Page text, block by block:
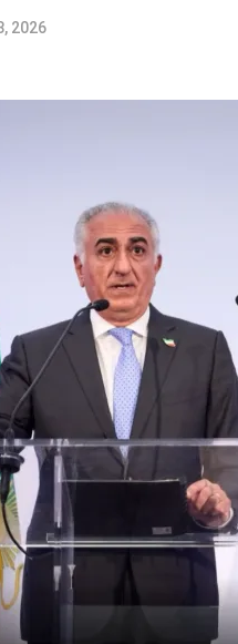
2026